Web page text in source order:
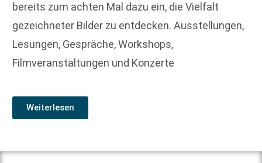
bereits zum achten Mal dazu ein, die Vielfalt
gezeichneter Bilder zu entdecken. Ausstellungen,
Lesungen, Gespräche, Workshops,
Filmveranstaltungen und Konzerte
Weiterlesen